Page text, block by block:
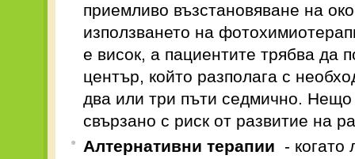
приемливо възстановяване на
използването на
е висок, а пациентите трябва да
център, който разполага с
два или три пъти седмично. Нещо
свързано с риск от развитие на
Алтернативни терапии
- когато